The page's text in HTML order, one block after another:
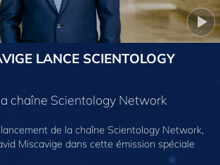
LANCE SCIENTOLOGY
chaîne Scientology Network
de la chaîne Scientology Network,
Miscavige dans cette émission spéciale